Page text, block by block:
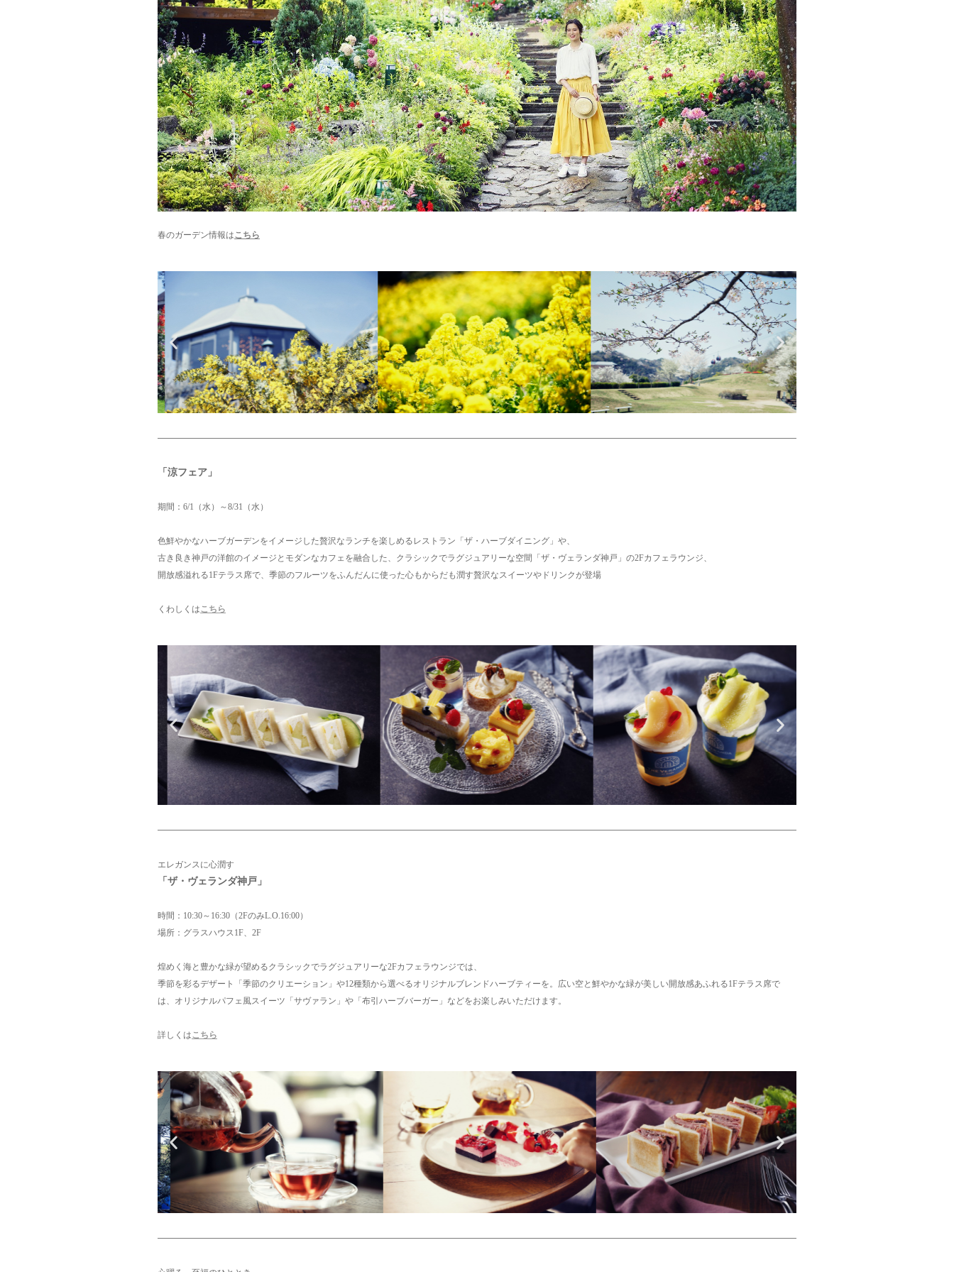
春のガーデン情報はこちら
「涼フェア」
期間：6/1（水）～8/31（水）
色鮮やかなハーブガーデンをイメージした贅沢なランチを楽しめるレストラン「ザ・ハーブダイニング」や、
古き良き神戸の洋館のイメージとモダンなカフェを融合した、クラシックでラグジュアリーな空間「ザ・ヴェランダ神戸」の2Fカフェラウンジ、
開放感溢れる1Fテラス席で、季節のフルーツをふんだんに使った心もからだも潤す贅沢なスイーツやドリンクが登場
くわしくはこちら
エレガンスに心潤す
「ザ・ヴェランダ神戸」
時間：10:30～16:30（2FのみL.O.16:00）
場所：グラスハウス1F、2F
煌めく海と豊かな緑が望めるクラシックでラグジュアリーな2Fカフェラウンジでは、
季節を彩るデザート「季節のクリエーション」や12種類から選べるオリジナルブレンドハーブティーを。広い空と鮮やかな緑が美しい開放感あふれる1Fテラス席で
は、オリジナルパフェ風スイーツ「サヴァラン」や「布引ハーブバーガー」などをお楽しみいただけます。
詳しくはこちら